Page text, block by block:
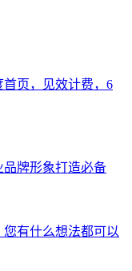
页，见效计费，6
牌形象打造必备
有什么想法都可以